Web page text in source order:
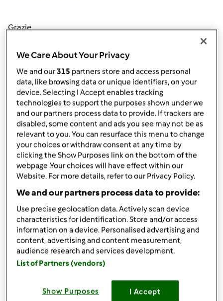
Grazie
In cima
Accedio registratiper poter commentare
Rosariasesti86 (non
verificato)
Ven, 09/01/2023 - 14:32
Quando consegneranno il bimbi con numero ordine
231255024 40
Accedio registrati per poter commentare
We Care About Your Privacy
We and our315 partners store and access personal
data, like browsing data or unique identifiers, on your
device. Selecting I Accept enables tracking
technologies to support the purposes shown under we
and our partners process data to provide. If trackers are
disabled, some content and ads you see may not be as
relevant to you. You can resurface this menu to change
your choices or withdraw consent at any time by
clicking the Show Purposes link on the bottom of the
webpage .Your choices will have effect within our
Website. For more details, refer to our Privacy Policy.
We and our partners process data to provide:
Use precise geolocation data. Actively scan device
characteristics for identification. Store and/or access
information on a device. Personalised advertising and
content, advertising and content measurement,
audience research and services development.
List of Partners (vendors)
Show Purposes I Accept